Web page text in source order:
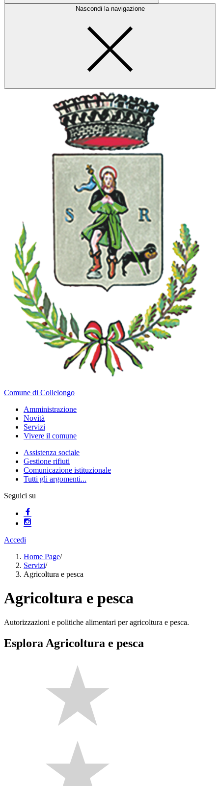
Nascondi la navigazione
Comune di Collelongo
Amministrazione
Novità
Servizi
Vivere il comune
Assistenza sociale
Gestione rifiuti
Comunicazione istituzionale
Tutti gli argomenti...
Seguici su
Accedi
Home Page/
Servizi/
Agricoltura e pesca
Agricoltura e pesca
Autorizzazioni e politiche alimentari per agricoltura e pesca.
Esplora Agricoltura e pesca